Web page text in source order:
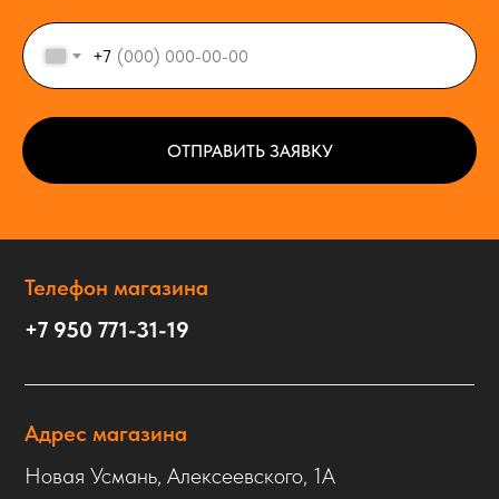
+7
ОТПРАВИТЬ ЗАЯВКУ
Телефон магазина
+7 950 771-31-19
Адрес магазина
Новая Усмань, Алексеевского, 1А